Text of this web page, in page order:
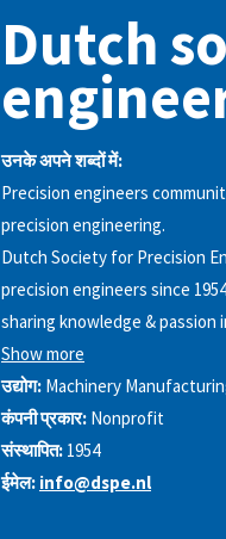
Dutch
उनके अपने शब्दों में:
Precision engineers
precision engineering.
Dutch Society for Precision
precision engineers since
sharing knowledge & passion
Show more
उद्योग: Machinery
कंपनी प्रकार: Nonprofit
संस्थापित: 1954
ईमेल: info@dspe.nl